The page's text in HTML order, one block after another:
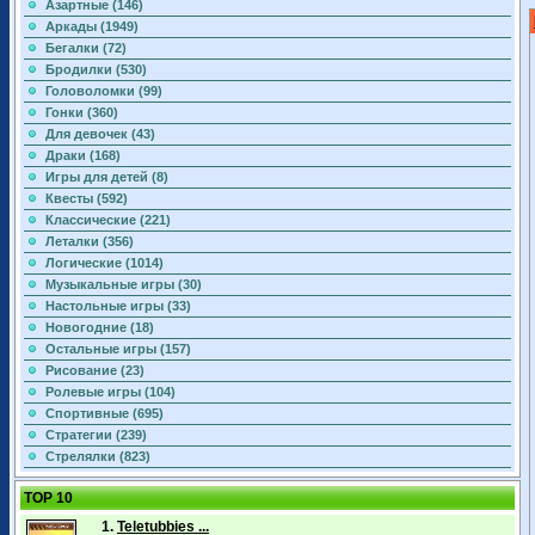
Азартные (146)
Аркады (1949)
Бегалки (72)
Бродилки (530)
Головоломки (99)
Гонки (360)
Для девочек (43)
Драки (168)
Игры для детей (8)
Квесты (592)
Классические (221)
Леталки (356)
Логические (1014)
Музыкальные игры (30)
Настольные игры (33)
Новогодние (18)
Остальные игры (157)
Рисование (23)
Ролевые игры (104)
Спортивные (695)
Стратегии (239)
Стрелялки (823)
TOP 10
1. Teletubbies ...